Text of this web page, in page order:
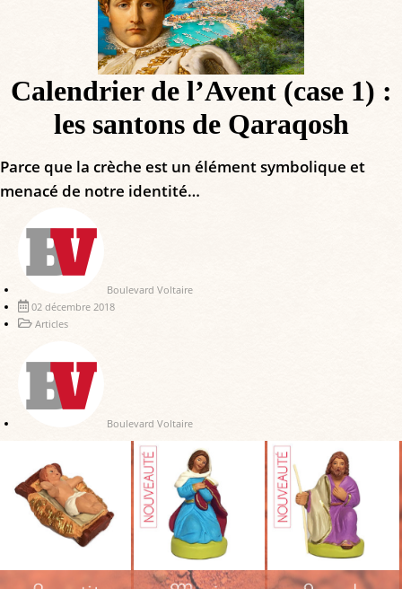
Calendrier de l’Avent (case 1) :
les santons de Qaraqosh
Parce que la crèche est un élément symbolique et
menacé de notre identité…
Boulevard Voltaire
02 décembre 2018
Articles
Boulevard Voltaire